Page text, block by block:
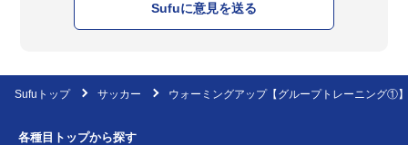
Sufuに意見を送る
Sufuトップ サッカー ウォーミングアップ【グループトレーニング①】
各種目トップから探す